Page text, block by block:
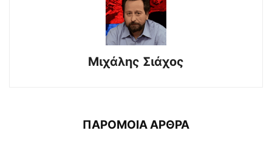
Μιχάλης Σιάχος
ΠΑΡΟΜΟΙΑ ΑΡΘΡΑ